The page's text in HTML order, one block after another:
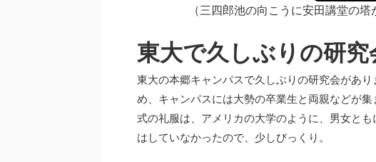
（三四郎池の向こうに安田講堂の
東大で久しぶりの研究
東大の本郷キャンパスで久しぶりの研究会があ
め、キャンパスには大勢の卒業生と両親などが
式の礼服は、アメリカの大学のように、男女と
はしていなかったので、少しびっくり。